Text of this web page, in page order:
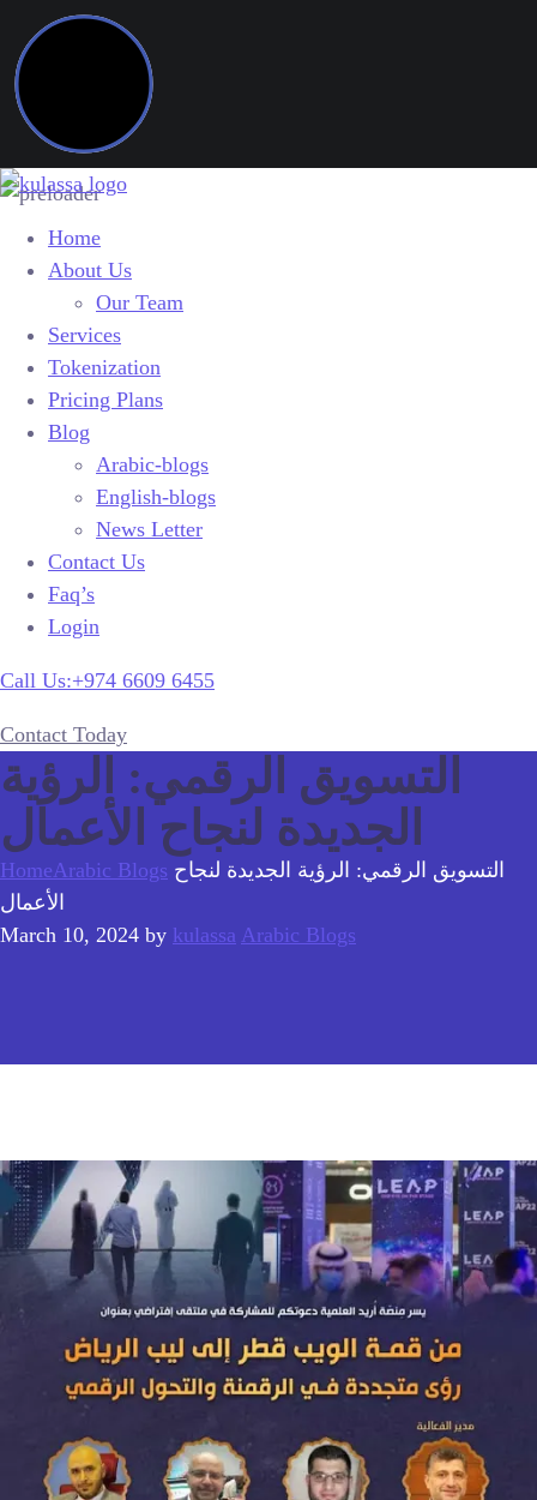
Home
About Us
Our Team
Services
Tokenization
Pricing Plans
Blog
Arabic-blogs
English-blogs
News Letter
Contact Us
Faq’s
Login
Call Us:+974 6609 6455
Contact Today
التسويق الرقمي: الرؤية
الجديدة لنجاح الأعمال
HomeArabic Blogs التسويق الرقمي: الرؤية الجديدة لنجاح
الأعمال
March 10, 2024 by kulassa Arabic Blogs